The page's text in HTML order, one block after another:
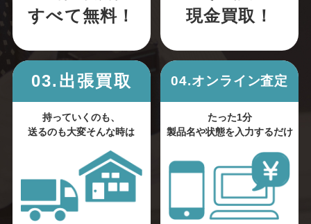
すべて無料！ 現金買取！
03.出張買取
持っていくのも、
送るのも大変そんな時は
04.オンライン査定
たった1分
製品名や状態を入力するだけ